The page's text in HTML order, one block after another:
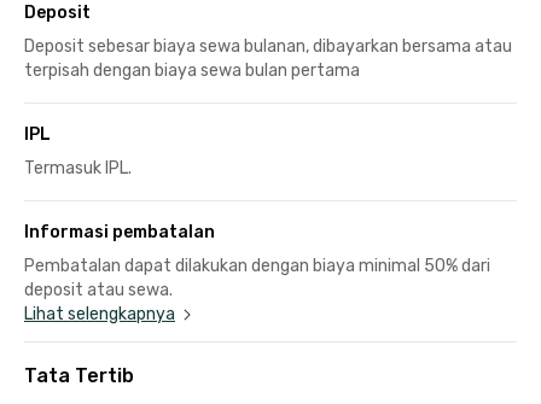
Deposit
Deposit sebesar biaya sewa bulanan, dibayarkan bersama atau
terpisah dengan biaya sewa bulan pertama
IPL
Termasuk IPL.
Informasi pembatalan
Pembatalan dapat dilakukan dengan biaya minimal 50% dari
deposit atau sewa.
Lihat selengkapnya
Tata Tertib